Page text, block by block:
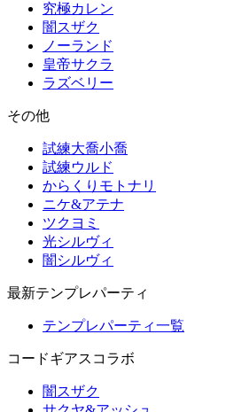
究極カレン
闇スザク
ノーランド
皇帝サクラ
ラズベリー
その他
試練大喬小喬
試練ウルド
からくりモトナリ
ニケ&アテナ
ツクヨミ
光シルヴィ
闇シルヴィ
最新テンプレパーティ
テンプレパーティ一覧
コードギアスコラボ
闇スザク